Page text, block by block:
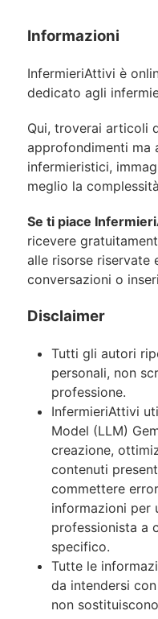
Informazioni
InfermieriAttivi è
dedicato agli
Qui, troverai articoli
approfondimenti ma
infermieristici,
meglio la
Se ti piace
ricevere
alle risorse riservate
conversazioni o
Disclaimer
Tutti gli autori
personali, non
professione.
InfermieriAttivi
Model (LLM)
creazione,
contenuti
commettere
informazioni per
professionista a
specifico.
Tutte le
da intendersi
non